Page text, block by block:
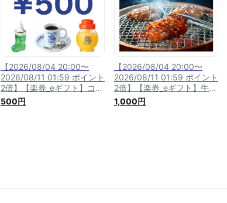
【2026/08/04 20:00〜
2026/08/11 01:59 ポイント
2倍】【楽券_eギフト】コメ
ダ珈琲店 500円
500円
【2026/08/04 20:00〜
2026/08/11 01:59 ポイント
2倍】【楽券_eギフト】牛角
1,000円
1,000円